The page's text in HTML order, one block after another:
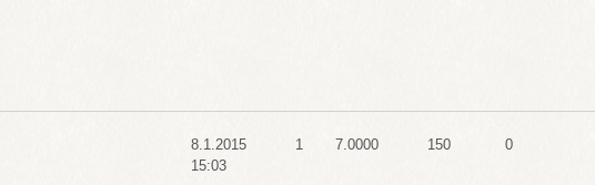
8.1.2015
15:03
1 7.0000 150 0